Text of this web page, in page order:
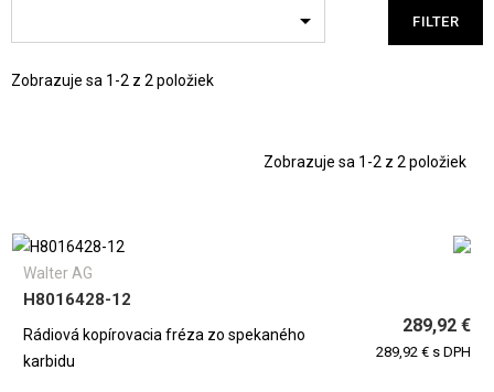
 FILTER
Zobrazuje sa 1-2 z 2 položiek
Zobrazuje sa 1-2 z 2 položiek
Walter AG
H8016428-12
Rádiová kopírovacia fréza zo spekaného
karbidu
289,92 €
289,92 € s DPH